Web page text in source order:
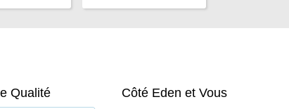
Qualité Côté Eden et Vous